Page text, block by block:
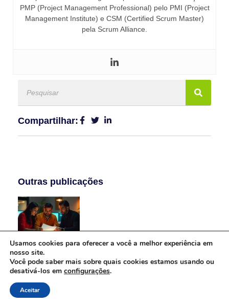
PMP (Project Management Professional) pelo PMI (Project
Management Institute) e CSM (Certified Scrum Master)
pela Scrum Alliance.
Compartilhar:
Outras publicações
Integrated Risk Management (Gestão Integrada De
Riscos): O Que É E Como Ela Pode Ajudar A Sua Empresa
Usamos cookies para oferecer a você a melhor experiência em
nosso site.
Você pode saber mais sobre quais cookies estamos usando ou
desativá-los em configurações.
Aceitar